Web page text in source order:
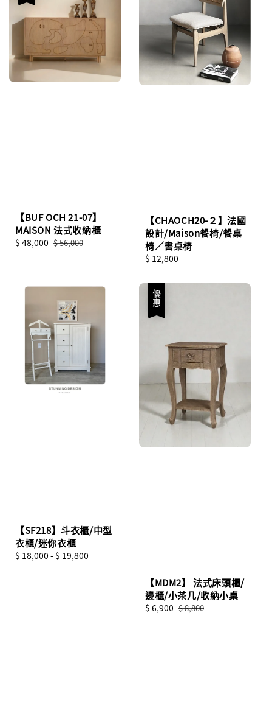
【BUF OCH 21-07】
MAISON 法式收納櫃
Sale
$ 48,000 Regular
$ 56,000
【CHAOCH20-２】法國
設計/Maison餐椅/餐桌
椅／書桌椅
Regular
$ 12,800
【SF218】斗衣櫃/中型
衣櫃/迷你衣櫃
Regular
$ 18,000 - $ 19,800
優惠
【MDM2】 法式床頭櫃/
邊櫃/小茶几/收納小桌
Sale
$ 6,900 Regular
$ 8,800